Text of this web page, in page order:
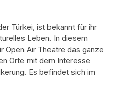
Türkei, ist bekannt für ihr
Leben. In diesem
Open Air Theatre das ganze
Orte mit dem Interesse
Es befindet sich im